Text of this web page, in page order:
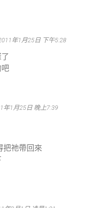
年1月25日 下午5:28
年1月25日 晚上7:39
把祂帶回來